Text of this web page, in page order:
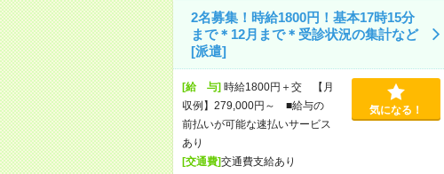
2名募集！時給1800円！基本17時15分
まで＊12月まで＊受診状況の集計など
[派遣]
[給 与]時給1800円＋交 【月
収例】279,000円～ ■給与の
前払いが可能な速払いサービス
あり
[交通費]交通費支給あり
気になる！